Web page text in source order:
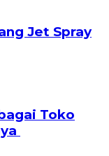
Jet Spray
Toko